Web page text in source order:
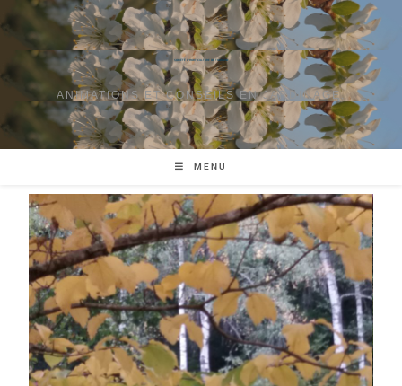
SOCIÉTÉ D'HORTICULTURE DE TOURAINE
ANIMATIONS ET CONSEILS EN JARDINAGE.
MENU